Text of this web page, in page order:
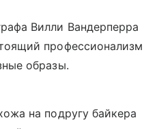
Вилли Вандерперра
профессионализм
образы.
на подругу байкера